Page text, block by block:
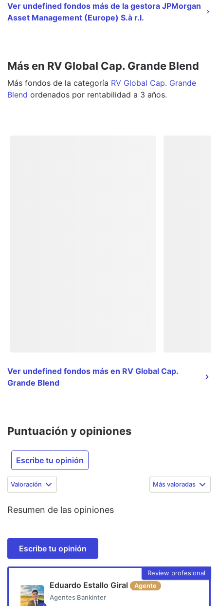
Ver undefined fondos más de la gestora JPMorgan
Asset Management (Europe) S.à r.l.
Más en RV Global Cap. Grande Blend
Más fondos de la categoría RV Global Cap. Grande
Blend ordenados por rentabilidad a 3 años.
Ver undefined fondos más en RV Global Cap.
Grande Blend
Puntuación y opiniones
Escribe tu opinión
Valoración Más valoradas
Resumen de las opiniones
Escribe tu opinión
Review profesional
Eduardo Estallo Giral
Agente
Agentes Bankinter